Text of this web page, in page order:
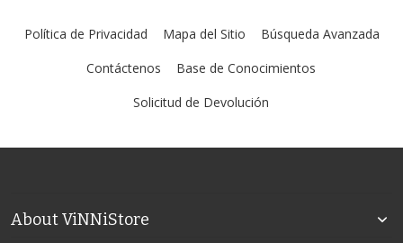
Política de Privacidad Mapa del Sitio
Búsqueda Avanzada
Contáctenos
Base de Conocimientos
Solicitud de Devolución
About ViNNiStore